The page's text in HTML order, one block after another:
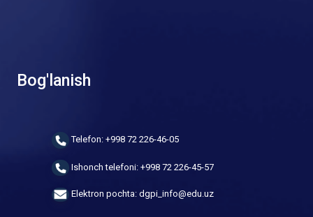
Bog'lanish
Telefon: +998 72 226-46-05
Ishonch telefoni: +998 72 226-45-57
Elektron pochta: dgpi_info@edu.uz